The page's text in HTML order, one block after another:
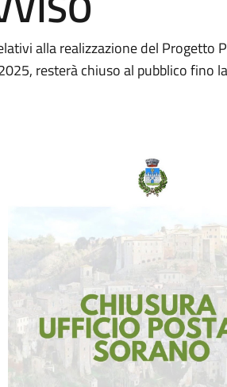
alla realizzazione del Progetto
resterà chiuso al pubblico fino la